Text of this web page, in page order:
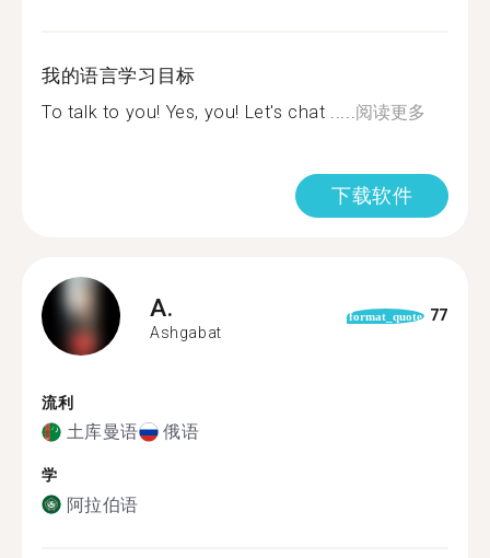
我的语言学习目标
To talk to you! Yes, you! Let's chat ..... 阅读更多
下载软件
A.
Ashgabat
format_quote 77
流利
土库曼语 俄语
学
阿拉伯语